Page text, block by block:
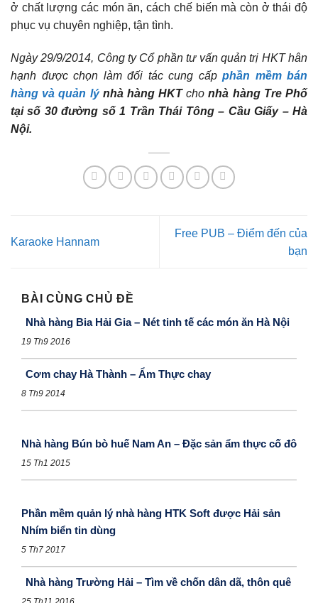
ở chất lượng các món ăn, cách chế biến mà còn ở thái độ
phục vụ chuyên nghiệp, tận tình.
Ngày 29/9/2014, Công ty Cổ phần tư vấn quản trị HKT hân
hạnh được chọn làm đối tác cung cấp phần mềm bán
hàng và quản lýnhà hàng HKTchonhà hàng Tre Phố
tại số 30 đường số 1 Trần Thái Tông – Cầu Giấy – Hà
Nội.
Karaoke Hannam
Free PUB – Điểm đến của
bạn
BÀI CÙNG CHỦ ĐỀ
Nhà hàng Bia Hải Gia – Nét tinh tế các món ăn Hà Nội
19 Th9 2016
Cơm chay Hà Thành – Ẩm Thực chay
8 Th9 2014
Nhà hàng Bún bò huế Nam An – Đặc sản ẩm thực cố đô
15 Th1 2015
Phần mềm quản lý nhà hàng HTK Soft được Hải sản
Nhím biển tin dùng
5 Th7 2017
Nhà hàng Trường Hải – Tìm về chốn dân dã, thôn quê